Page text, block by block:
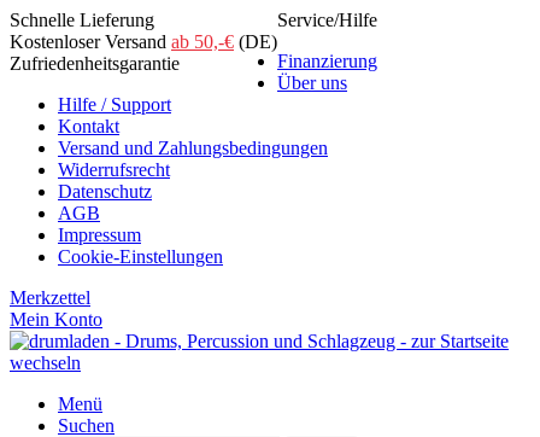
Schnelle Lieferung
Kostenloser Versand ab 50,-€ (DE)
Zufriedenheitsgarantie
Service/Hilfe
Finanzierung
Über uns
Hilfe / Support
Kontakt
Versand und Zahlungsbedingungen
Widerrufsrecht
Datenschutz
AGB
Impressum
Cookie-Einstellungen
Merkzettel
Mein Konto
Menü
Suchen